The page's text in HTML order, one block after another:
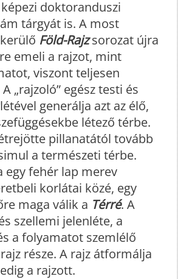
doktoranduszi
tárgyát is. A most
Föld-Rajz sorozat újra
emeli a rajzot, mint
viszont teljesen
„rajzoló” egész testi és
generálja azt az élő,
létező térbe.
pillanatától tovább
a természeti térbe.
egy fehér lap merev
korlátai közé, egy
maga válik a Térré. A
szellemi jelenléte, a
a folyamatot szemlélő
része. A rajz átformálja
a rajzott.